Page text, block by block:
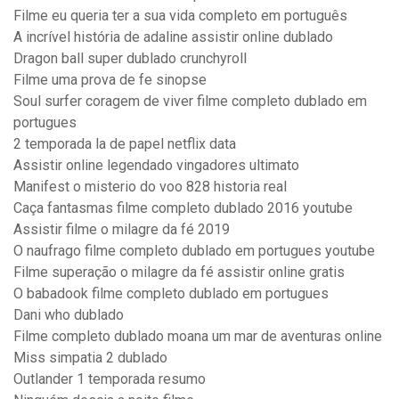
Filme eu queria ter a sua vida completo em português
A incrível história de adaline assistir online dublado
Dragon ball super dublado crunchyroll
Filme uma prova de fe sinopse
Soul surfer coragem de viver filme completo dublado em
portugues
2 temporada la de papel netflix data
Assistir online legendado vingadores ultimato
Manifest o misterio do voo 828 historia real
Caça fantasmas filme completo dublado 2016 youtube
Assistir filme o milagre da fé 2019
O naufrago filme completo dublado em portugues youtube
Filme superação o milagre da fé assistir online gratis
O babadook filme completo dublado em portugues
Dani who dublado
Filme completo dublado moana um mar de aventuras online
Miss simpatia 2 dublado
Outlander 1 temporada resumo